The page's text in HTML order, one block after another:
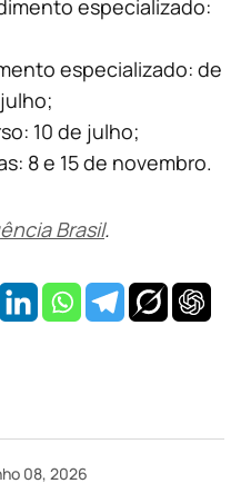
especializado:
especializado: de
10 de julho;
8 e 15 de novembro.
Brasil.
08, 2026